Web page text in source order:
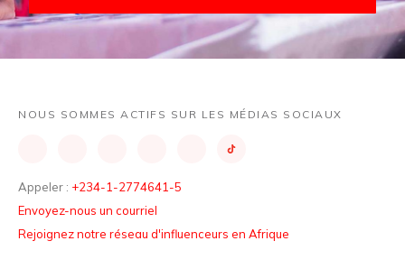
NOUS SOMMES ACTIFS SUR LES MÉDIAS SOCIAUX
Appeler : +234-1-2774641-5
Envoyez-nous un courriel
Rejoignez notre réseau d'influenceurs en Afrique